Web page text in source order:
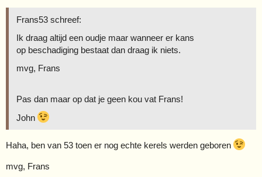
Frans53 schreef:
Ik draag altijd een oudje maar wanneer er kans
op beschadiging bestaat dan draag ik niets.
mvg, Frans
Pas dan maar op dat je geen kou vat Frans!
John
Haha, ben van 53 toen er nog echte kerels werden geboren
mvg, Frans